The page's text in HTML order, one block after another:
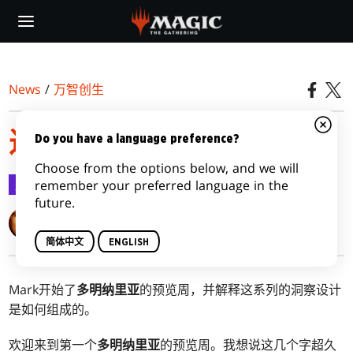
main
News / 万智创生
返乡
万智创生 2018-04-02
Mark开始了多明纳里亚的预览周，并解释这系列的洞察设计
是如何组成的。
欢迎来到第一个多明纳里亚的预览周。我想说这几个字超久
Do you have a language preference?
Choose from the options below, and we will
remember your preferred language in the
future.
简体中文 ENGLISH